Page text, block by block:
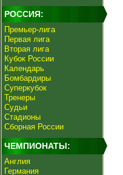
РОССИЯ:
Премьер-лига
Первая лига
Вторая лига
Кубок России
Календарь
Бомбардиры
Суперкубок
Тренеры
Судьи
Стадионы
Сборная России
ЧЕМПИОНАТЫ:
Англия
Германия